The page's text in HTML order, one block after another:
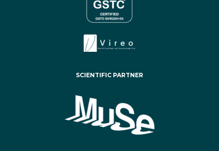
SCIENTIFIC PARTNER